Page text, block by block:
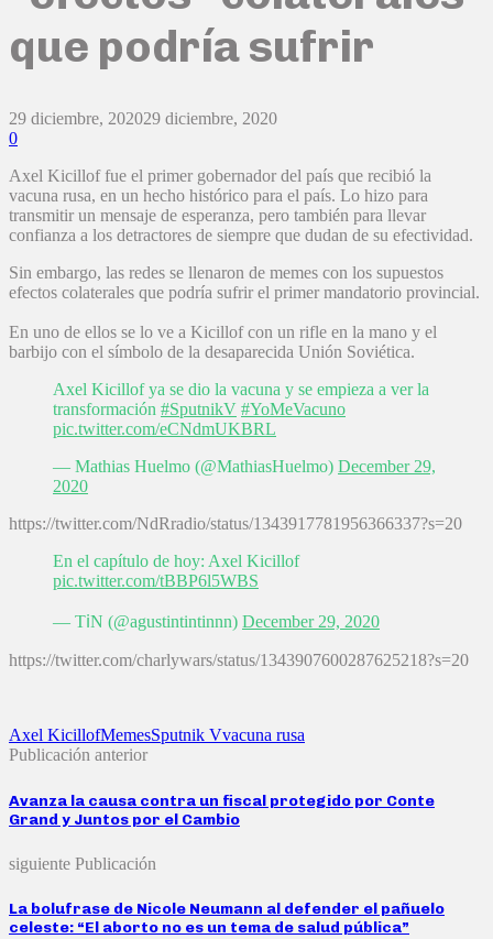
que podría sufrir
29 diciembre, 202029 diciembre, 2020
0
Axel Kicillof fue el primer gobernador del país que recibió la
vacuna rusa, en un hecho histórico para el país. Lo hizo para
transmitir un mensaje de esperanza, pero también para llevar
confianza a los detractores de siempre que dudan de su efectividad.
Sin embargo, las redes se llenaron de memes con los supuestos
efectos colaterales que podría sufrir el primer mandatorio provincial.
En uno de ellos se lo ve a Kicillof con un rifle en la mano y el
barbijo con el símbolo de la desaparecida Unión Soviética.
Axel Kicillof ya se dio la vacuna y se empieza a ver la
transformación #SputnikV #YoMeVacuno
pic.twitter.com/eCNdmUKBRL
— Mathias Huelmo (@MathiasHuelmo) December 29,
2020
https://twitter.com/NdRradio/status/1343917781956366337?s=20
En el capítulo de hoy: Axel Kicillof
pic.twitter.com/tBBP6l5WBS
— Tℹ️N (@agustintintinnn) December 29, 2020
https://twitter.com/charlywars/status/1343907600287625218?s=20
Axel KicillofMemesSputnik Vvacuna rusa
Publicación anterior
Avanza la causa contra un fiscal protegido por Conte
Grand y Juntos por el Cambio
siguiente Publicación
La bolufrase de Nicole Neumann al defender el pañuelo
celeste: “El aborto no es un tema de salud pública”